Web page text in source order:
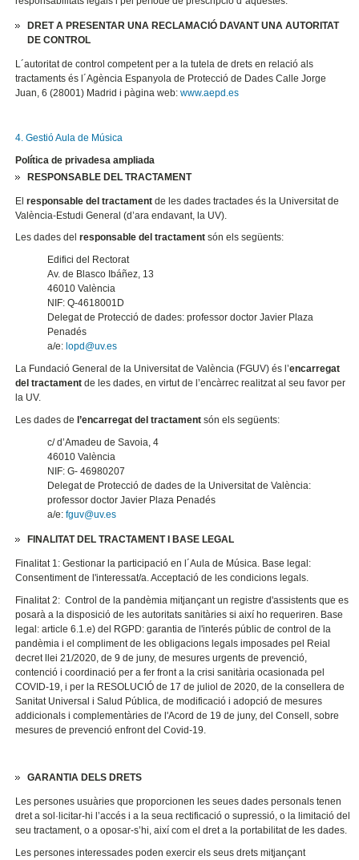
DRET A PRESENTAR UNA RECLAMACIÓ DAVANT UNA AUTORITAT
DE CONTROL
L´autoritat de control competent per a la tutela de drets en relació als
tractaments és l´Agència Espanyola de Protecció de Dades Calle Jorge
Juan, 6 (28001) Madrid i pàgina web:www.aepd.es
4. Gestió Aula de Música
Política de privadesa ampliada
RESPONSABLE DEL TRACTAMENT
Elresponsable del tractament de les dades tractades és la Universitat de
València-Estudi General (d’ara endavant, la UV).
Les dades delresponsable del tractament són els següents:
Edifici del Rectorat
Av. de Blasco Ibáñez, 13
46010 València
NIF: Q-4618001D
Delegat de Protecció de dades: professor doctor Javier Plaza
Penadés
a/e: lopd@uv.es
La Fundació General de la Universitat de València (FGUV) és l’encarregat
del tractament de les dades, en virtut de l’encàrrec realitzat al seu favor per
la UV.
Les dades de l’encarregat del tractament són els següents:
c/ d’Amadeu de Savoia, 4
46010 València
NIF: G- 46980207
Delegat de Protecció de dades de la Universitat de València:
professor doctor Javier Plaza Penadés
a/e:fguv@uv.es
FINALITAT DEL TRACTAMENT I BASE LEGAL
Finalitat 1: Gestionar la participació en l´Aula de Música. Base legal:
Consentiment de l'interessat/a. Acceptació de les condicions legals.
Finalitat 2: Control de la pandèmia mitjançant un registre d'assistents que es
posarà a la disposició de les autoritats sanitàries si així ho requeriren. Base
legal: article 6.1.e) del RGPD: garantia de l'interés públic de control de la
pandèmia i el compliment de les obligacions legals imposades pel Reial
decret llei 21/2020, de 9 de juny, de mesures urgents de prevenció,
contenció i coordinació per a fer front a la crisi sanitària ocasionada pel
COVID-19, i per la RESOLUCIÓ de 17 de juliol de 2020, de la consellera de
Sanitat Universal i Salud Pública, de modificació i adopció de mesures
addicionals i complementàries de l'Acord de 19 de juny, del Consell, sobre
mesures de prevenció enfront del Covid-19.
GARANTIA DELS DRETS
Les persones usuàries que proporcionen les seues dades personals tenen
dret a sol·licitar-hi l’accés i a la seua rectificació o supressió, o la limitació del
seu tractament, o a oposar-s’hi, així com el dret a la portabilitat de les dades.
Les persones interessades poden exercir els seus drets mitjançant